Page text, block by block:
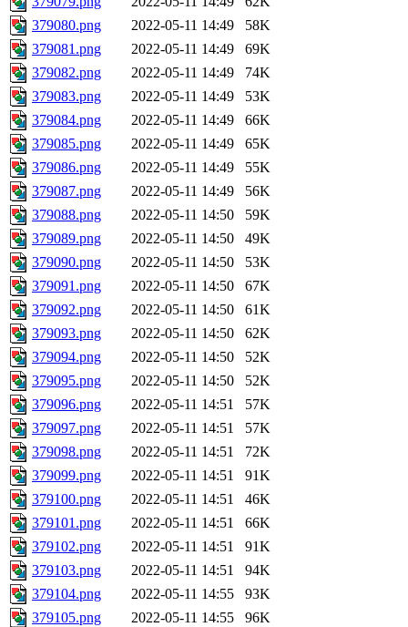
379080.png
2022-05-11 14:49
58K
379081.png
2022-05-11 14:49
69K
379082.png
2022-05-11 14:49
74K
379083.png
2022-05-11 14:49
53K
379084.png
2022-05-11 14:49
66K
379085.png
2022-05-11 14:49
65K
379086.png
2022-05-11 14:49
55K
379087.png
2022-05-11 14:49
56K
379088.png
2022-05-11 14:50
59K
379089.png
2022-05-11 14:50
49K
379090.png
2022-05-11 14:50
53K
379091.png
2022-05-11 14:50
67K
379092.png
2022-05-11 14:50
61K
379093.png
2022-05-11 14:50
62K
379094.png
2022-05-11 14:50
52K
379095.png
2022-05-11 14:50
52K
379096.png
2022-05-11 14:51
57K
379097.png
2022-05-11 14:51
57K
379098.png
2022-05-11 14:51
72K
379099.png
2022-05-11 14:51
91K
379100.png
2022-05-11 14:51
46K
379101.png
2022-05-11 14:51
66K
379102.png
2022-05-11 14:51
91K
379103.png
2022-05-11 14:51
94K
379104.png
2022-05-11 14:55
93K
379105.png
2022-05-11 14:55
96K